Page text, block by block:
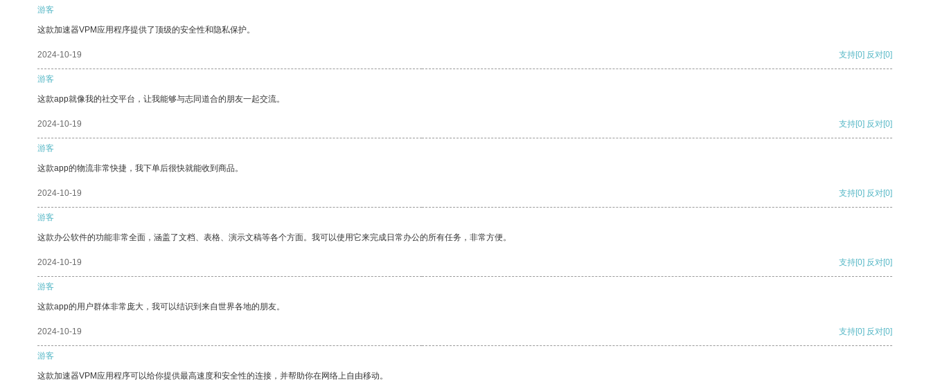
游客
这款加速器VPM应用程序提供了顶级的安全性和隐私保护。
2024-10-19 支持[0] 反对[0]
游客
这款app就像我的社交平台，让我能够与志同道合的朋友一起交流。
2024-10-19 支持[0] 反对[0]
游客
这款app的物流非常快捷，我下单后很快就能收到商品。
2024-10-19 支持[0] 反对[0]
游客
这款办公软件的功能非常全面，涵盖了文档、表格、演示文稿等各个方面。我可以使用它来完成日常办公的所有任务，非常方便。
2024-10-19 支持[0] 反对[0]
游客
这款app的用户群体非常庞大，我可以结识到来自世界各地的朋友。
2024-10-19 支持[0] 反对[0]
游客
这款加速器VPM应用程序可以给你提供最高速度和安全性的连接，并帮助你在网络上自由移动。